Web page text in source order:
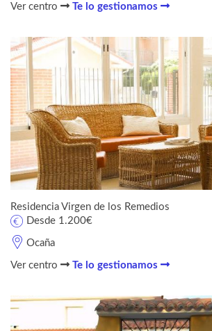
Ver centro Te lo gestionamos
Residencia Virgen de los Remedios
Ocaña
Desde 1.200€
Ver centro Te lo gestionamos